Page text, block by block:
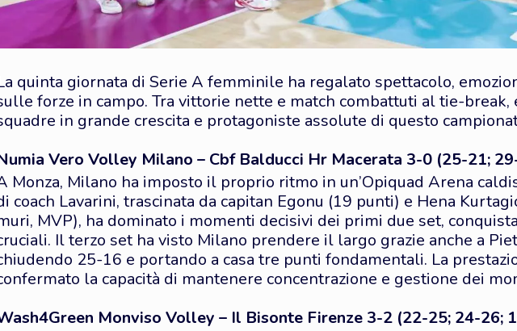
quinta giornata di Serie A femminile ha regalato spettacolo,
forze in campo. Tra vittorie nette e match combattuti al tie-break,
in grande crescita e protagoniste assolute di questo
Vero Volley Milano – Cbf Balducci Hr Macerata 3-0 (25-21;
Monza, Milano ha imposto il proprio ritmo in un’Opiquad Arena
coach Lavarini, trascinata da capitan Egonu (19 punti) e Hena
MVP), ha dominato i momenti decisivi dei primi due set,
Il terzo set ha visto Milano prendere il largo grazie anche a
25-16 e portando a casa tre punti fondamentali. La
la capacità di mantenere concentrazione e gestione dei
Monviso Volley – Il Bisonte Firenze 3-2 (22-25; 24-26;